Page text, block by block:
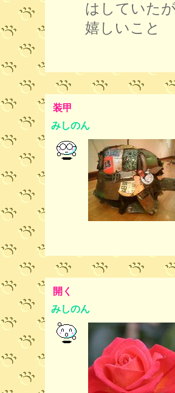
はしていたが
嬉しいこ
装甲
みしのん
開く
みしのん